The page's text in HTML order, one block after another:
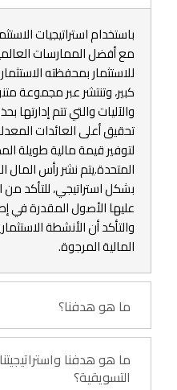
باستخدام استراتيجيات
مع أفضل الممارسات
للاستثمار بمحفظته
كبير، وتنتشر عبر مجموعة
والآليات والتي تتم إدارتها
تحقيق أعلى العائدات
لتوفير قيمة مالية طويلة
المتحدة.يتم نشر رأس المال
بشكل استراتيجي، للتأكد
عليها الأصول المقدرة في
والتأكد أن الأنشطة
المالية المرجوة.
ما هو هدفنا؟
ما هو هدفنا واستراتيجيتنا
التسويقية؟